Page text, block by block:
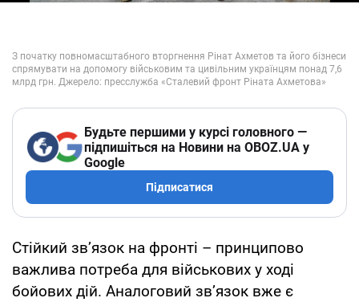
Будьте першими у курсі головного —
підпишіться на Новини на OBOZ.UA у
Google
Підписатися
Стійкий зв’язок на фронті – принципово
важлива потреба для військових у ході
бойових дій. Аналоговий зв’язок вже є